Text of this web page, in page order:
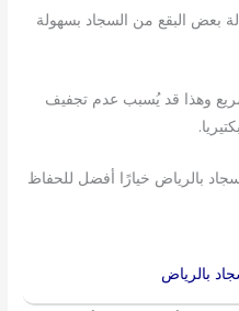
بعض البقع من السجاد بسهولة
وهذا قد يُسبب عدم تجفيف
بالرياض خيارًا أفضل للحفاظ
بالرياض